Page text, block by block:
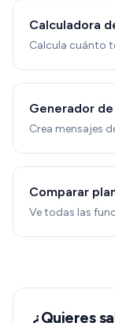
Calculadora
Calcula cuánto
Generador
Crea mensajes
Comparar
Ve todas las
¿Quieres